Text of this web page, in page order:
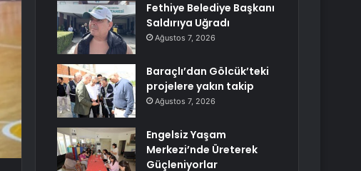
Fethiye Belediye Başkanı
Saldırıya Uğradı
Ağustos 7, 2026
Baraçlı’dan Gölcük’teki
projelere yakın takip
Ağustos 7, 2026
Engelsiz Yaşam
Merkezi’nde Üreterek
Güçleniyorlar